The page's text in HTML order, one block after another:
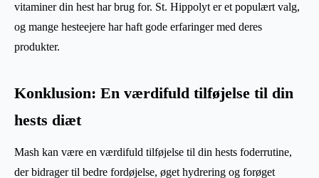
vitaminer din hest har brug for. St. Hippolyt er et populært valg,
og mange hesteejere har haft gode erfaringer med deres
produkter.
Konklusion: En værdifuld tilføjelse til din
hests diæt
Mash kan være en værdifuld tilføjelse til din hests foderrutine,
der bidrager til bedre fordøjelse, øget hydrering og forøget